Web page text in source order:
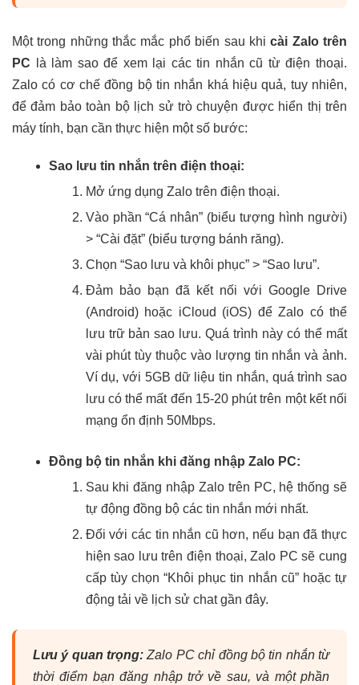
Một trong những thắc mắc phổ biến sau khicài Zalo trên
PC là làm sao để xem lại các tin nhắn cũ từ điện thoại.
Zalo có cơ chế đồng bộ tin nhắn khá hiệu quả, tuy nhiên,
để đảm bảo toàn bộ lịch sử trò chuyện được hiển thị trên
máy tính, bạn cần thực hiện một số bước:
Sao lưu tin nhắn trên điện thoại:
Mở ứng dụng Zalo trên điện thoại.
Vào phần “Cá nhân” (biểu tượng hình người)
> “Cài đặt” (biểu tượng bánh răng).
Chọn “Sao lưu và khôi phục” > “Sao lưu”.
Đảm bảo bạn đã kết nối với Google Drive
(Android) hoặc iCloud (iOS) để Zalo có thể
lưu trữ bản sao lưu. Quá trình này có thể mất
vài phút tùy thuộc vào lượng tin nhắn và ảnh.
Ví dụ, với 5GB dữ liệu tin nhắn, quá trình sao
lưu có thể mất đến 15-20 phút trên một kết nối
mạng ổn định 50Mbps.
Đồng bộ tin nhắn khi đăng nhập Zalo PC:
Sau khi đăng nhập Zalo trên PC, hệ thống sẽ
tự động đồng bộ các tin nhắn mới nhất.
Đối với các tin nhắn cũ hơn, nếu bạn đã thực
hiện sao lưu trên điện thoại, Zalo PC sẽ cung
cấp tùy chọn “Khôi phục tin nhắn cũ” hoặc tự
động tải về lịch sử chat gần đây.
Lưu ý quan trọng: Zalo PC chỉ đồng bộ tin nhắn từ
thời điểm bạn đăng nhập trở về sau, và một phần